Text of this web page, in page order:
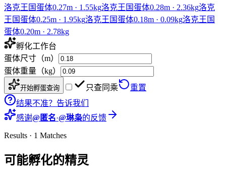
洛克王国蛋体0.27m · 1.55kg洛克王国蛋体0.28m · 2.36kg洛克
王国蛋体0.25m · 1.95kg洛克王国蛋体0.18m · 0.09kg洛克王国
蛋体0.20m · 2.78kg
孵化工作台
蛋体尺寸（m）
蛋体重量（kg）
开始孵蛋查询 只查同乘
重置
结果不准？告诉我们
感谢@ 匿名·@琳枭的反馈
Results · 1 Matches
可能孵化的精灵